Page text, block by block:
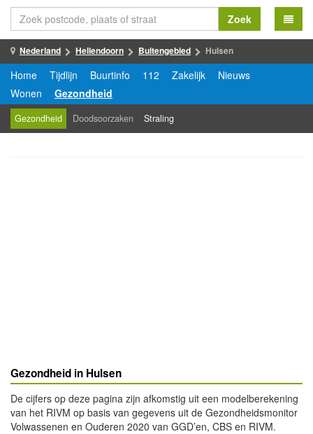
Zoek
Nederland Hellendoorn Buitengebied Hulsen
Home Tijdlijn Buurtinfo 112 Zakelijk
Nieuws
Wonen
Gezondheid
Gezondheid Doodsoorzaken Straling
Gezondheid in Hulsen
De cijfers op deze pagina zijn afkomstig uit een modelberekening
van het RIVM op basis van gegevens uit de Gezondheidsmonitor
Volwassenen en Ouderen 2020 van GGD’en, CBS en RIVM.